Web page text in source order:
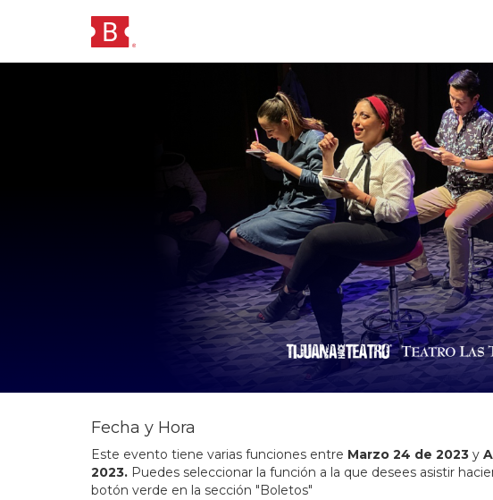
Fecha y Hora
Este evento tiene varias funciones entre Marzo 24 de 2023 y
2023. Puedes seleccionar la función a la que desees asistir
botón verde en la sección "Boletos"